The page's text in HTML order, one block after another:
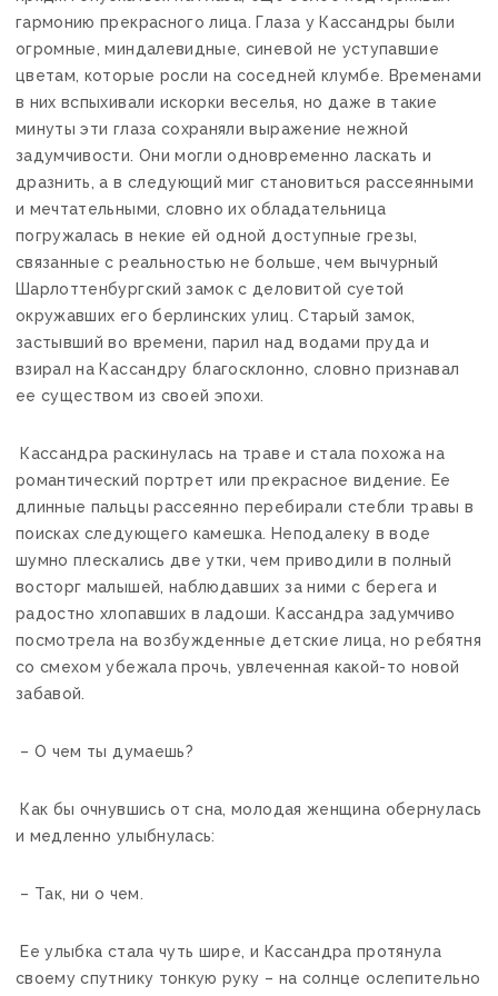
гармонию прекрасного лица. Глаза у Кассандры были
огромные, миндалевидные, синевой не уступавшие
цветам, которые росли на соседней клумбе. Временами
в них вспыхивали искорки веселья, но даже в такие
минуты эти глаза сохраняли выражение нежной
задумчивости. Они могли одновременно ласкать и
дразнить, а в следующий миг становиться рассеянными
и мечтательными, словно их обладательница
погружалась в некие ей одной доступные грезы,
связанные с реальностью не больше, чем вычурный
Шарлоттенбургский замок с деловитой суетой
окружавших его берлинских улиц. Старый замок,
застывший во времени, парил над водами пруда и
взирал на Кассандру благосклонно, словно признавал
ее существом из своей эпохи.
Кассандра раскинулась на траве и стала похожа на
романтический портрет или прекрасное видение. Ее
длинные пальцы рассеянно перебирали стебли травы в
поисках следующего камешка. Неподалеку в воде
шумно плескались две утки, чем приводили в полный
восторг малышей, наблюдавших за ними с берега и
радостно хлопавших в ладоши. Кассандра задумчиво
посмотрела на возбужденные детские лица, но ребятня
со смехом убежала прочь, увлеченная какой-то новой
забавой.
– О чем ты думаешь?
Как бы очнувшись от сна, молодая женщина обернулась
и медленно улыбнулась:
– Так, ни о чем.
Ее улыбка стала чуть шире, и Кассандра протянула
своему спутнику тонкую руку – на солнце ослепительно